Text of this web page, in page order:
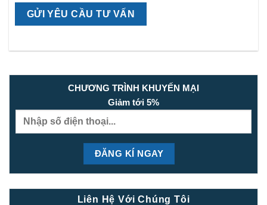
CHƯƠNG TRÌNH KHUYẾN MẠI
Giảm tới 5%
Liên Hệ Với Chúng Tôi